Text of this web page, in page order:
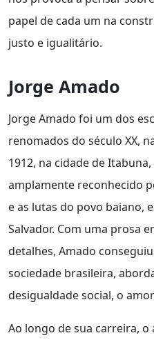
papel de cada um na
justo e igualitário.
Jorge Amado
Jorge Amado foi um dos
renomados do século XX,
1912, na cidade de
amplamente reconhecido
e as lutas do povo baiano,
Salvador. Com uma prosa
detalhes, Amado
sociedade brasileira,
desigualdade social, o
Ao longo de sua carreira,